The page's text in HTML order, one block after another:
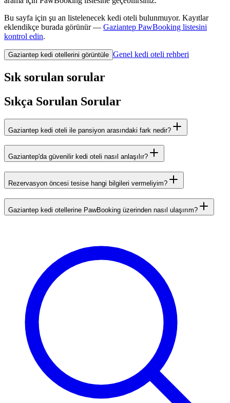
Bu sayfa için şu an listelenecek kedi oteli bulunmuyor. Kayıtlar
eklendikçe burada görünür — Gaziantep PawBooking listesini
kontrol edin.
Gaziantep kedi otellerini görüntüle Genel kedi oteli rehberi
Sık sorulan sorular
Sıkça Sorulan Sorular
Gaziantep kedi oteli ile pansiyon arasındaki fark nedir?
Gaziantep'da güvenilir kedi oteli nasıl anlaşılır?
Rezervasyon öncesi tesise hangi bilgileri vermeliyim?
Gaziantep kedi otellerine PawBooking üzerinden nasıl ulaşırım?